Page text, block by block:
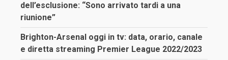
dell’esclusione: “Sono arrivato tardi a una
riunione”
Brighton-Arsenal oggi in tv: data, orario, canale
e diretta streaming Premier League 2022/2023